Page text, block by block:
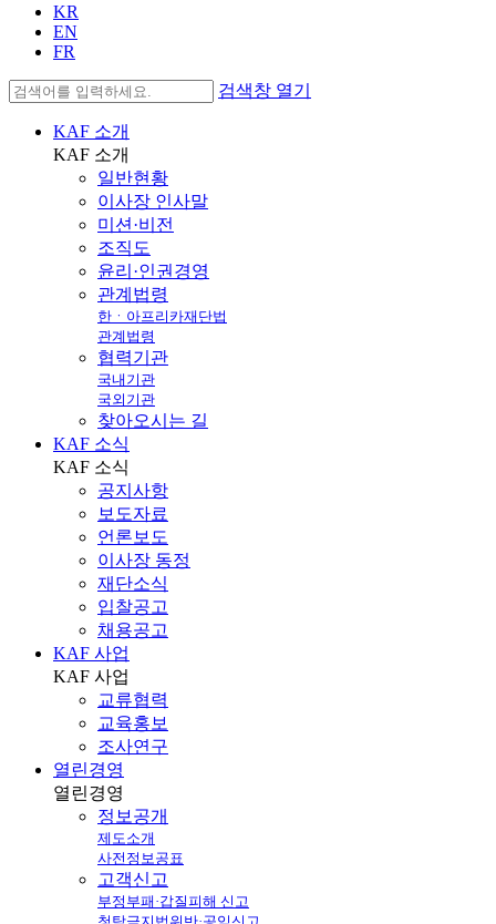
KR
EN
FR
검색창 열기
KAF 소개
KAF 소개
일반현황
이사장 인사말
미션·비전
조직도
윤리·인권경영
관계법령
한ㆍ아프리카재단법
관계법령
협력기관
국내기관
국외기관
찾아오시는 길
KAF 소식
KAF 소식
공지사항
보도자료
언론보도
이사장 동정
재단소식
입찰공고
채용공고
KAF 사업
KAF 사업
교류협력
교육홍보
조사연구
열린경영
열린경영
정보공개
제도소개
사전정보공표
고객신고
부정부패·갑질피해 신고